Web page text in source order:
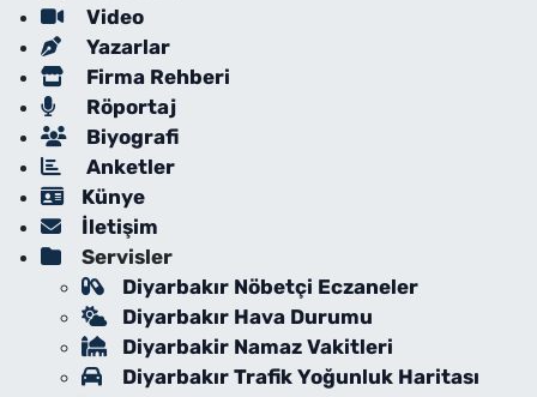
Video
Yazarlar
Firma Rehberi
Röportaj
Biyografi
Anketler
Künye
İletişim
Servisler
Diyarbakır Nöbetçi Eczaneler
Diyarbakır Hava Durumu
Diyarbakir Namaz Vakitleri
Diyarbakır Trafik Yoğunluk Haritası